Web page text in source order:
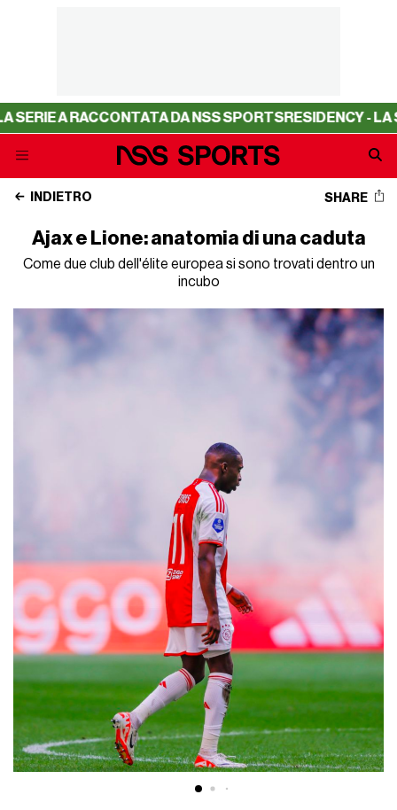
RACCONTATA DA NSS SPORTSRESIDENCY - LA SERIE A
INDIETRO SHARE
Ajax e Lione: anatomia di una caduta
Come due club dell'élite europea si sono trovati dentro un
incubo